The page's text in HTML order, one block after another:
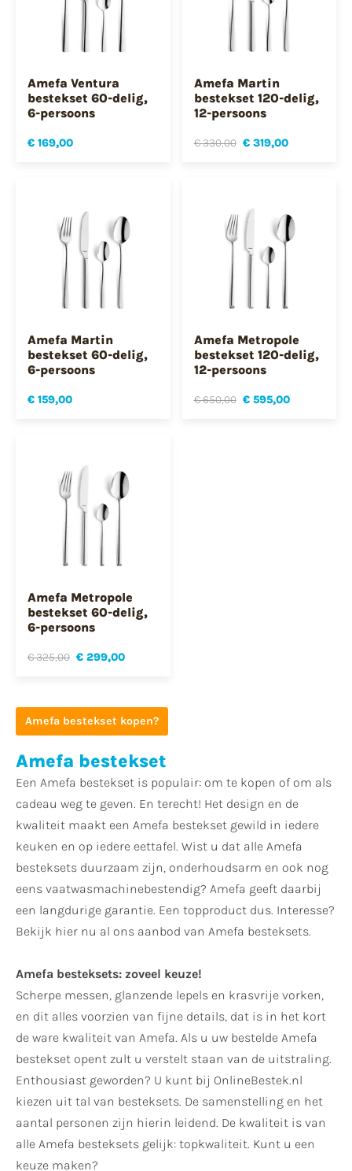
Amefa Ventura
bestekset 60-delig,
6-persoons
€ 169,00
Amefa Martin
bestekset 120-delig,
12-persoons
€ 330,00 € 319,00
Amefa Martin
bestekset 60-delig,
6-persoons
€ 159,00
Amefa Metropole
bestekset 120-delig,
12-persoons
€ 650,00 € 595,00
Amefa Metropole
bestekset 60-delig,
6-persoons
€ 325,00 € 299,00
Amefa bestekset kopen?
Amefa bestekset
Een Amefa bestekset is populair: om te kopen of om als
cadeau weg te geven. En terecht! Het design en de
kwaliteit maakt een Amefa bestekset gewild in iedere
keuken en op iedere eettafel. Wist u dat alle Amefa
besteksets duurzaam zijn, onderhoudsarm en ook nog
eens vaatwasmachinebestendig? Amefa geeft daarbij
een langdurige garantie. Een topproduct dus. Interesse?
Bekijk hier nu al ons aanbod van Amefa besteksets.
Amefa besteksets: zoveel keuze!
Scherpe messen, glanzende lepels en krasvrije vorken,
en dit alles voorzien van fijne details, dat is in het kort
de ware kwaliteit van Amefa. Als u uw bestelde Amefa
bestekset opent zult u verstelt staan van de uitstraling.
Enthousiast geworden? U kunt bij OnlineBestek.nl
kiezen uit tal van besteksets. De samenstelling en het
aantal personen zijn hierin leidend. De kwaliteit is van
alle Amefa besteksets gelijk: topkwaliteit. Kunt u een
keuze maken?